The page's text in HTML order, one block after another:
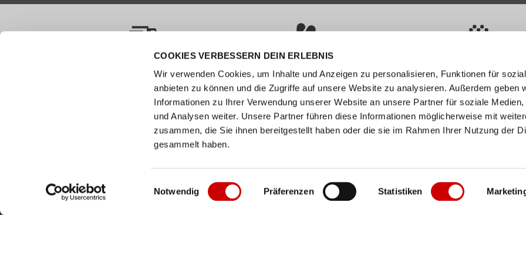
COOKIES VERBESSERN DEIN ERLEBNIS
Wir verwenden Cookies, um Inhalte und Anzeigen zu personalisieren, Funktionen für
anbieten zu können und die Zugriffe auf unsere Website zu analysieren. Außerdem geben
Informationen zu Ihrer Verwendung unserer Website an unsere Partner für soziale Medien,
und Analysen weiter. Unsere Partner führen diese Informationen möglicherweise mit
zusammen, die Sie ihnen bereitgestellt haben oder die sie im Rahmen Ihrer Nutzung der
gesammelt haben.
Einwilligungsauswahl
Notwendig Präferenzen Statistiken
Wie können wir helfen?
Instagram
Kundenservice
Hilfe & FAQs
Grössentabelle
Retouren
Click & Collect
Unternehmen
Standorte
Job / Karriere
Events